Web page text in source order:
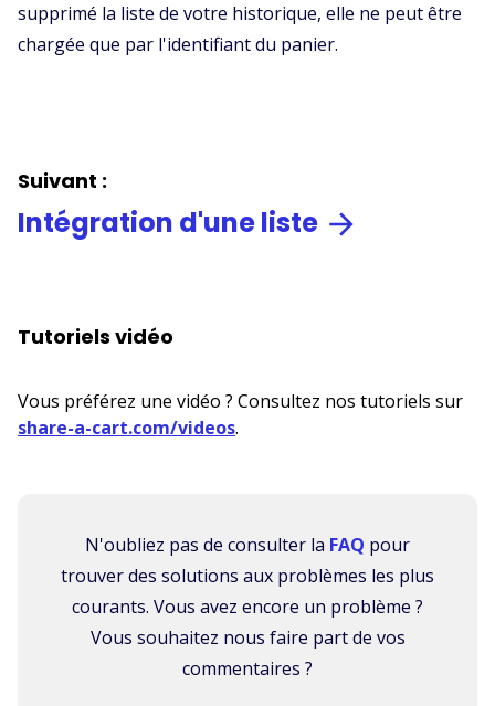
supprimé la liste de votre historique, elle ne peut être
chargée que par l'identifiant du panier.
Suivant :
Intégration d'une liste
Tutoriels vidéo
Vous préférez une vidéo ? Consultez nos tutoriels sur
share-a-cart.com/videos.
N'oubliez pas de consulter la FAQ pour
trouver des solutions aux problèmes les plus
courants. Vous avez encore un problème ?
Vous souhaitez nous faire part de vos
commentaires ?